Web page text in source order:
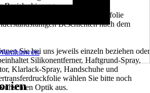
Basislackierung
der Wassertransferdruckfolie
Beschichten nach dem
Sie bei uns jeweils einzeln beziehen oder
Silikonentferner, Haftgrund-Spray,
Klarlack-Spray, Handschuhe und
wählen Sie bitte noch
Optik aus.